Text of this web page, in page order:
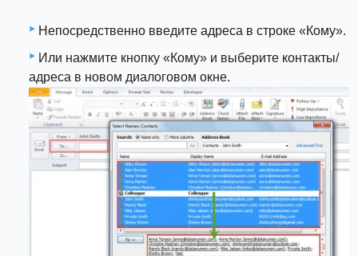
Непосредственно введите адреса в строке «Кому».
Или нажмите кнопку «Кому» и выберите контакты/
адреса в новом диалоговом окне.